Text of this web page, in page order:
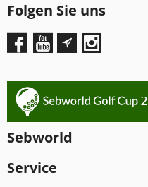
Folgen Sie uns
Sebworld
Service